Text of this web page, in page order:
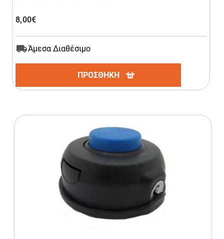
8,00€
Άμεσα Διαθέσιμο
ΠΡΟΣΘΗΚΗ